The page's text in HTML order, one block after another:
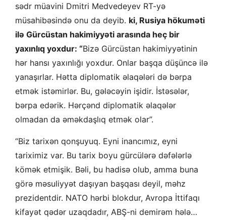
sədr müavini Dmitri Medvedeyev RT-yə
müsahibəsində onu da deyib. ki, Rusiya hökuməti
ilə Gürcüstan hakimiyyəti arasında heç bir
yaxınlıq yoxdur: “Bizə Gürcüstan hakimiyyətinin
hər hansı yaxınlığı yoxdur. Onlar başqa düşüncə ilə
yanaşırlar. Hətta diplomatik əlaqələri də bərpa
etmək istəmirlər. Bu, gələcəyin işidir. İstəsələr,
bərpa edərik. Hərçənd diplomatik əlaqələr
olmadan da əməkdaşlıq etmək olar”.
“Biz tarixən qonşuyuq. Eyni inancımız, eyni
tariximiz var. Bu tarix boyu gürcülərə dəfələrlə
kömək etmişik. Bəli, bu hadisə olub, amma buna
görə məsuliyyət daşıyan başqası deyil, məhz
prezidentdir. NATO hərbi blokdur, Avropa İttifaqı
kifayət qədər uzaqdadır, ABŞ-ni demirəm hələ…